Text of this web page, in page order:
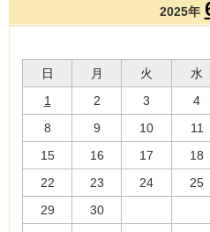
2025年
日
月 火 水
1
2 3 4
8
9 10 11
15
16 17 18
22
23 24 25
29
30